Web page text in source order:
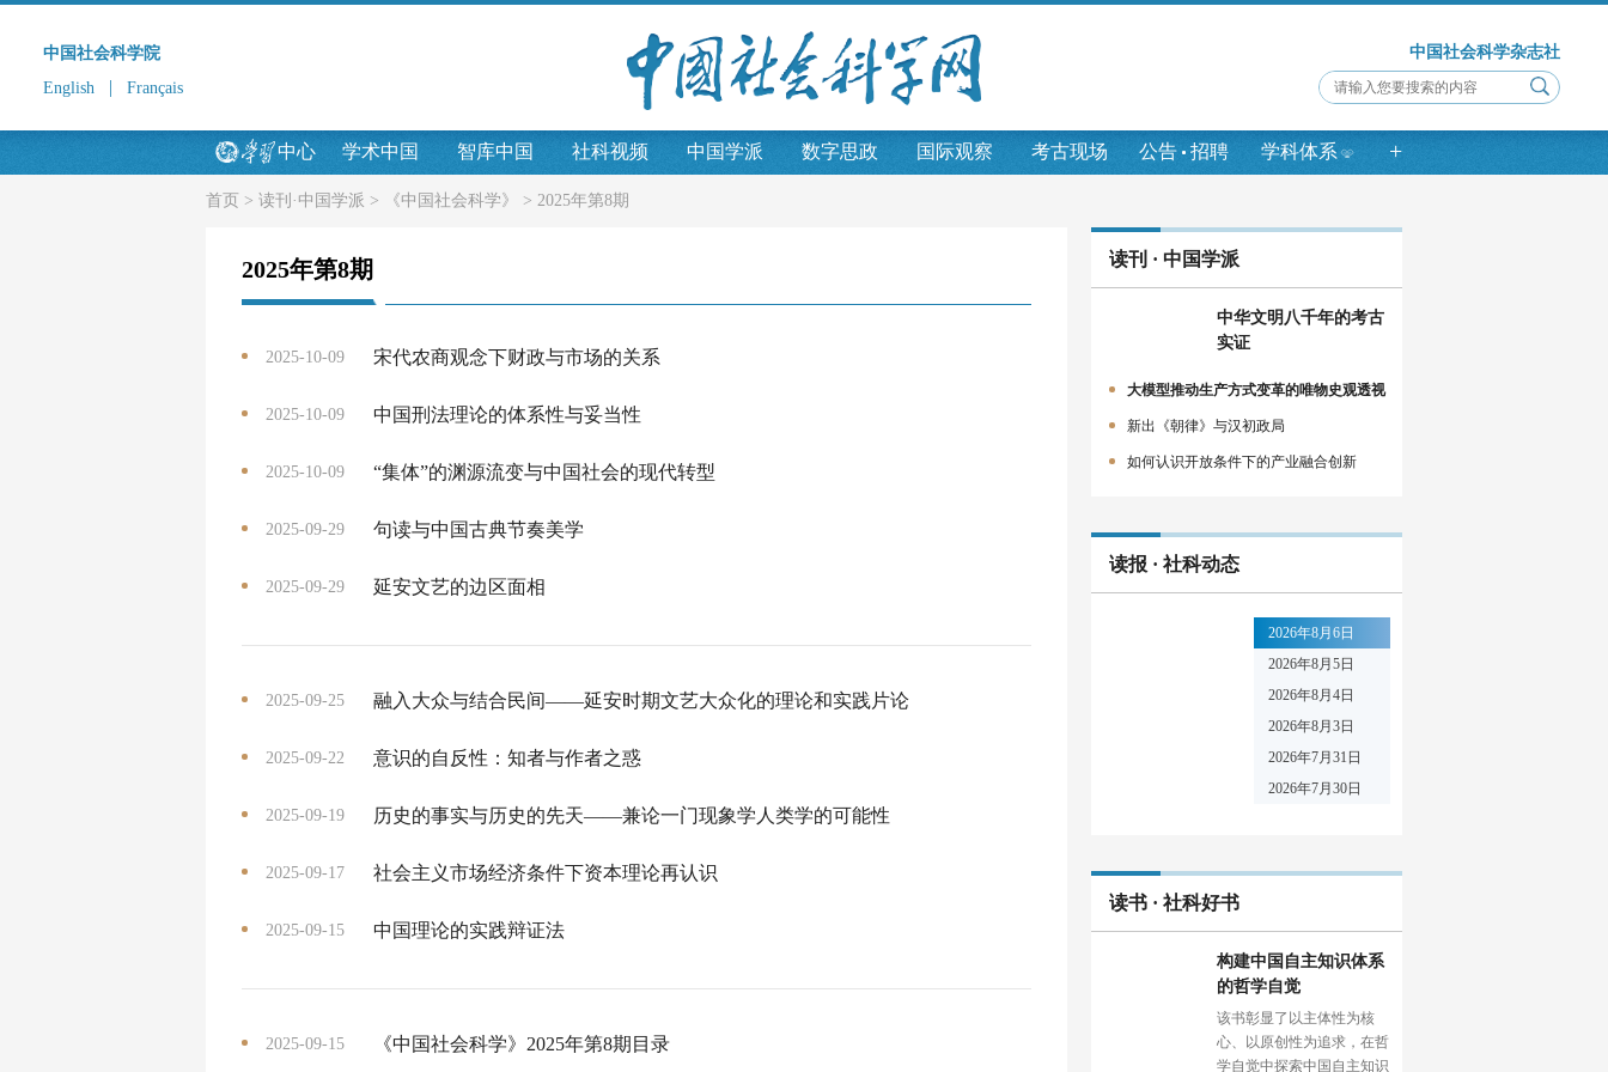
中国社会科学院
English
| Français
中国社会科学杂志社
中心 学术中国 智库中国 社科视频 中国学派 数字思政 国际观察 考古现场 公告 招聘 学科体系 +
首页 > 读刊·中国学派 > 《中国社会科学》 > 2025年第8期
2025年第8期
2025-10-09 宋代农商观念下财政与市场的关系
2025-10-09 中国刑法理论的体系性与妥当性
2025-10-09 “集体”的渊源流变与中国社会的现代转型
2025-09-29 句读与中国古典节奏美学
2025-09-29 延安文艺的边区面相
2025-09-25 融入大众与结合民间——延安时期文艺大众化的理论和实践片论
2025-09-22 意识的自反性：知者与作者之惑
2025-09-19 历史的事实与历史的先天——兼论一门现象学人类学的可能性
2025-09-17 社会主义市场经济条件下资本理论再认识
2025-09-15 中国理论的实践辩证法
2025-09-15 《中国社会科学》2025年第8期目录
读刊 · 中国学派
中华文明八千年的考古
实证
大模型推动生产方式变革的唯物史观透视
新出《朝律》与汉初政局
如何认识开放条件下的产业融合创新
读报 · 社科动态
2026年8月6日
2026年8月5日
2026年8月4日
2026年8月3日
2026年7月31日
2026年7月30日
读书 · 社科好书
构建中国自主知识体系
的哲学自觉
该书彰显了以主体性为核
心、以原创性为追求，在哲
学自觉中探索中国自主知识